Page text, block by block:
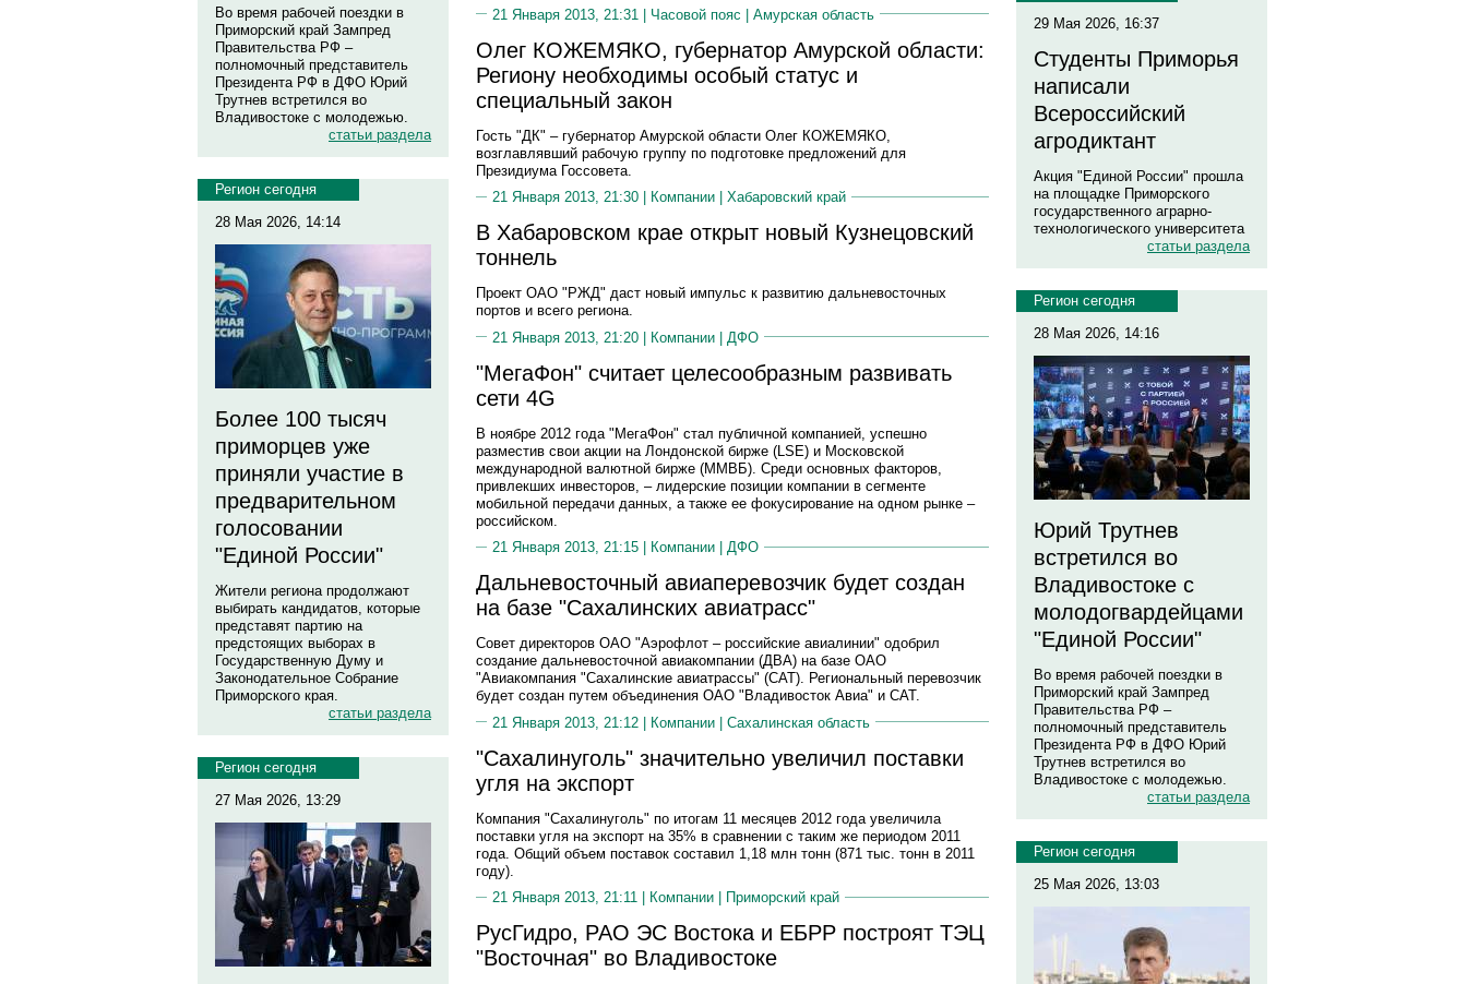
Во время рабочей поездки в
Приморский край Зампред
Правительства РФ –
полномочный представитель
Президента РФ в ДФО Юрий
Трутнев встретился во
Владивостоке с молодежью.
статьи раздела
Регион сегодня
28 Мая 2026, 14:14
Более 100 тысяч
приморцев уже
приняли участие в
предварительном
голосовании
"Единой России"
Жители региона продолжают
выбирать кандидатов, которые
представят партию на
предстоящих выборах в
Государственную Думу и
Законодательное Собрание
Приморского края.
статьи раздела
Регион сегодня
27 Мая 2026, 13:29
21 Января 2013, 21:31 | Часовой пояс | Амурская область
Олег КОЖЕМЯКО, губернатор Амурской области:
Региону необходимы особый статус и
специальный закон
Гость "ДК" – губернатор Амурской области Олег КОЖЕМЯКО,
возглавлявший рабочую группу по подготовке предложений для
Президиума Госсовета.
21 Января 2013, 21:30 |
Компании Хабаровский край
В Хабаровском крае открыт новый Кузнецовский
тоннель
Проект ОАО "РЖД" даст новый импульс к развитию дальневосточных
портов и всего региона.
21 Января 2013, 21:20 | Компании | ДФО
"МегаФон" считает целесообразным развивать
сети 4G
В ноябре 2012 года "МегаФон" стал публичной компанией, успешно
разместив свои акции на Лондонской бирже (LSE) и Московской
международной валютной бирже (ММВБ). Среди основных факторов,
привлекших инвесторов, – лидерские позиции компании в сегменте
мобильной передачи данных, а также ее фокусирование на одном рынке –
российском.
21 Января 2013, 21:15 |
Компании ДФО
Дальневосточный авиаперевозчик будет создан
на базе "Сахалинских авиатрасс"
Совет директоров ОАО "Аэрофлот – российские авиалинии" одобрил
создание дальневосточной авиакомпании (ДВА) на базе ОАО
"Авиакомпания "Сахалинские авиатрассы" (САТ). Региональный перевозчик
будет создан путем объединения ОАО "Владивосток Авиа" и САТ.
21 Января 2013, 21:12 | Компании | Сахалинская область
"Сахалинуголь" значительно увеличил поставки
угля на экспорт
Компания "Сахалинуголь" по итогам 11 месяцев 2012 года увеличила
поставки угля на экспорт на 35% в сравнении с таким же периодом 2011
года. Общий объем поставок составил 1,18 млн тонн (871 тыс. тонн в 2011
году).
21 Января 2013, 21:11 |
Компании Приморский край
РусГидро, РАО ЭС Востока и ЕБРР построят ТЭЦ
"Восточная" во Владивостоке
29 Мая 2026, 16:37
Студенты Приморья
написали
Всероссийский
агродиктант
Акция "Единой России" прошла
на площадке Приморского
государственного аграрно-
технологического университета
статьи раздела
Регион сегодня
28 Мая 2026, 14:16
Юрий Трутнев
встретился во
Владивостоке с
молодогвардейцами
"Единой России"
Во время рабочей поездки в
Приморский край Зампред
Правительства РФ –
полномочный представитель
Президента РФ в ДФО Юрий
Трутнев встретился во
Владивостоке с молодежью.
статьи раздела
Регион сегодня
25 Мая 2026, 13:03